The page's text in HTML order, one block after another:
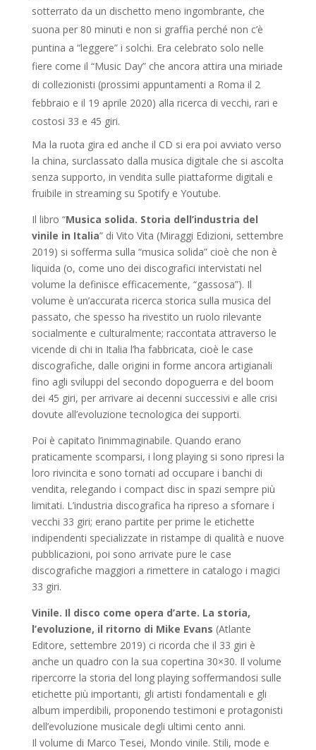
sotterrato da un dischetto meno ingombrante, che
suona per 80 minuti e non si graffia perché non c’è
puntina a “leggere” i solchi. Era celebrato solo nelle
fiere come il “Music Day” che ancora attira una miriade
di collezionisti (prossimi appuntamenti a Roma il 2
febbraio e il 19 aprile 2020) alla ricerca di vecchi, rari e
costosi 33 e 45 giri.
Ma la ruota gira ed anche il CD si era poi avviato verso
la china, surclassato dalla musica digitale che si ascolta
senza supporto, in vendita sulle piattaforme digitali e
fruibile in streaming su Spotify e Youtube.
Il libro “Musica solida. Storia dell’industria del
vinile in Italia” di Vito Vita (Miraggi Edizioni, settembre
2019) si sofferma sulla “musica solida” cioè che non è
liquida (o, come uno dei discografici intervistati nel
volume la definisce efficacemente, “gassosa”). Il
volume è un’accurata ricerca storica sulla musica del
passato, che spesso ha rivestito un ruolo rilevante
socialmente e culturalmente; raccontata attraverso le
vicende di chi in Italia l’ha fabbricata, cioè le case
discografiche, dalle origini in forme ancora artigianali
fino agli sviluppi del secondo dopoguerra e del boom
dei 45 giri, per arrivare ai decenni successivi e alle crisi
dovute all’evoluzione tecnologica dei supporti.
Poi è capitato l’inimmaginabile. Quando erano
praticamente scomparsi, i long playing si sono ripresi la
loro rivincita e sono tornati ad occupare i banchi di
vendita, relegando i compact disc in spazi sempre più
limitati. L’industria discografica ha ripreso a sfornare i
vecchi 33 giri; erano partite per prime le etichette
indipendenti specializzate in ristampe di qualità e nuove
pubblicazioni, poi sono arrivate pure le case
discografiche maggiori a rimettere in catalogo i magici
33 giri.
Vinile. Il disco come opera d’arte. La storia,
l’evoluzione, il ritorno di Mike Evans (Atlante
Editore, settembre 2019) ci ricorda che il 33 giri è
anche un quadro con la sua copertina 30×30. Il volume
ripercorre la storia del long playing soffermandosi sulle
etichette più importanti, gli artisti fondamentali e gli
album imperdibili, proponendo testimoni e protagonisti
dell’evoluzione musicale degli ultimi cento anni.
Il volume di Marco Tesei, Mondo vinile. Stili, mode e